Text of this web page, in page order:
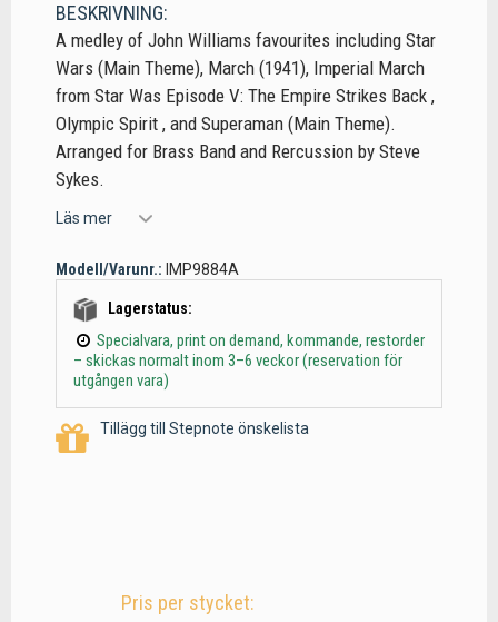
BESKRIVNING:
A medley of John Williams favourites including Star
Wars (Main Theme), March (1941), Imperial March
from Star Was Episode V: The Empire Strikes Back ,
Olympic Spirit , and Superaman (Main Theme).
Arranged for Brass Band and Rercussion by Steve
Sykes.
Läs mer
Modell/Varunr.: IMP9884A
Lagerstatus:
Specialvara, print on demand, kommande, restorder
– skickas normalt inom 3–6 veckor (reservation för
utgången vara)
Tillägg till Stepnote önskelista
Pris per stycket: